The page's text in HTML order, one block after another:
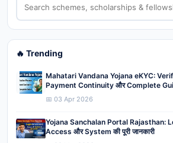
🔥 Trending
Mahatari Vandana Yojana eKYC:
Payment Continuity और Complete
📅 03 Apr 2026
Yojana Sanchalan Portal Rajasthan:
Access और System की पूरी जानकारी